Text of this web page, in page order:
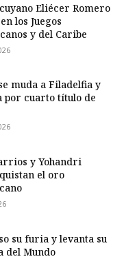
Eliécer Romero
los Juegos
y del Caribe
muda a Filadelfia y
por cuarto título de
y Yohandri
el oro
su furia y levanta su
del Mundo